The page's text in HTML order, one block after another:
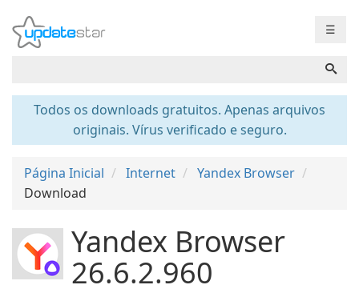
☰
Todos os downloads gratuitos. Apenas arquivos
originais. Vírus verificado e seguro.
Página Inicial Internet
Yandex Browser
Download
Yandex Browser
26.6.2.960